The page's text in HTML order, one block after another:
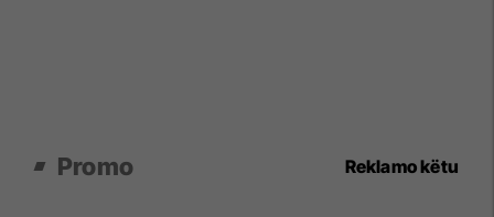
Promo Reklamo këtu